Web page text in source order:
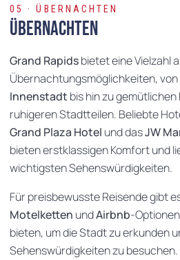
05 · ÜBERNACHTEN
Übernachten
Grand Rapidsbietet eine Vielzahl
Übernachtungsmöglichkeiten,
Innenstadt bis hin zu
ruhigeren Stadtteilen. Beliebte
Grand Plaza Hotel und dasJW
bieten erstklassigen Komfort und
wichtigsten Sehenswürdigkeiten.
Für preisbewusste Reisende gibt
Motelketten undAirbnb-
bieten, um die Stadt zu erkunden
Sehenswürdigkeiten zu besuchen.